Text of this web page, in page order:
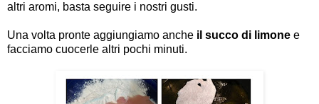
altri aromi, basta seguire i nostri gusti.
Una volta pronte aggiungiamo anche il succo di limone e
facciamo cuocerle altri pochi minuti.